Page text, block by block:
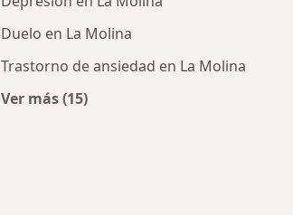
Duelo en La Molina
Trastorno de ansiedad en La Molina
Ver más (15)